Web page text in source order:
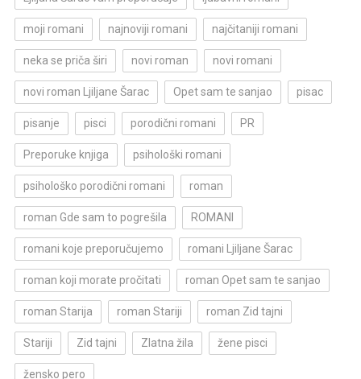
moji romani najnoviji romani najčitaniji romani
neka se priča širi novi roman novi romani
novi roman Ljiljane Šarac Opet sam te sanjao pisac
pisanje pisci porodični romani PR
Preporuke knjiga psihološki romani
psihološko porodični romani roman
roman Gde sam to pogrešila ROMANI
romani koje preporučujemo romani Ljiljane Šarac
roman koji morate pročitati roman Opet sam te sanjao
roman Starija roman Stariji roman Zid tajni
Stariji Zid tajni Zlatna žila žene pisci
žensko pero